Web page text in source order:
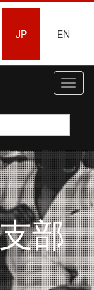
JP EN
部